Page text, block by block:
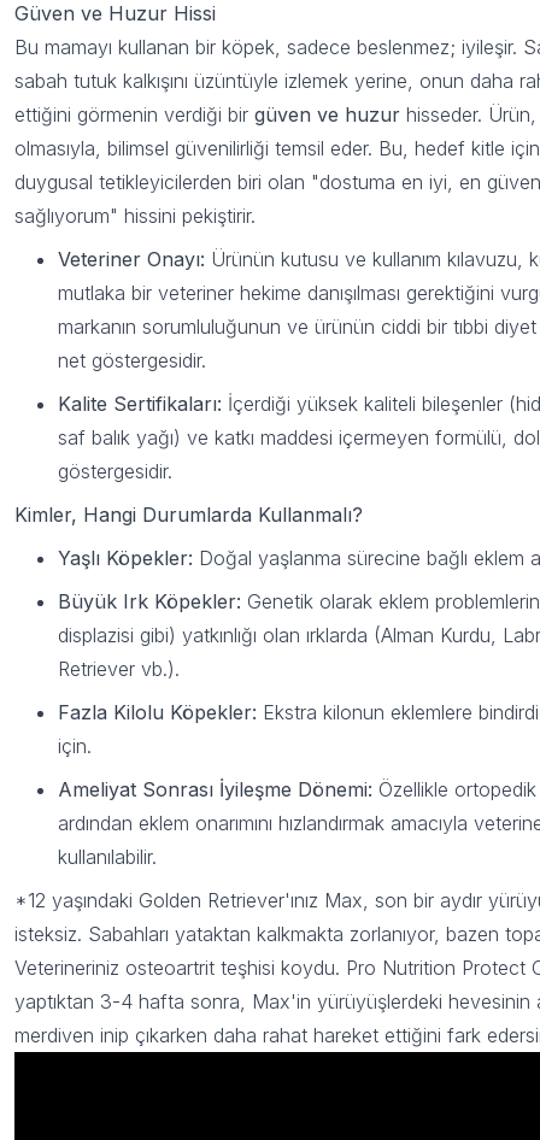
Güven ve Huzur Hissi
Bu mamayı kullanan bir köpek, sadece beslenmez; iyileşir.
sabah tutuk kalkışını üzüntüyle izlemek yerine, onun daha
ettiğini görmenin verdiği bir güven ve huzur hisseder.
olmasıyla, bilimsel güvenilirliği temsil eder. Bu, hedef kitle
duygusal tetikleyicilerden biri olan "dostuma en iyi, en
sağlıyorum" hissini pekiştirir.
Veteriner Onayı: Ürünün kutusu ve kullanım kılavuzu,
mutlaka bir veteriner hekime danışılması gerektiğini
markanın sorumluluğunun ve ürünün ciddi bir tıbbi
net göstergesidir.
Kalite Sertifikaları: İçerdiği yüksek kaliteli bileşenler
saf balık yağı) ve katkı maddesi içermeyen formülü,
göstergesidir.
Kimler, Hangi Durumlarda Kullanmalı?
Yaşlı Köpekler: Doğal yaşlanma sürecine bağlı eklem
Büyük Irk Köpekler: Genetik olarak eklem
displazisi gibi) yatkınlığı olan ırklarda (Alman Kurdu,
Retriever vb.).
Fazla Kilolu Köpekler: Ekstra kilonun eklemlere
için.
Ameliyat Sonrası İyileşme Dönemi: Özellikle ortopedik
ardından eklem onarımını hızlandırmak amacıyla
kullanılabilir.
*12 yaşındaki Golden Retriever'ınız Max, son bir aydır
isteksiz. Sabahları yataktan kalkmakta zorlanıyor, bazen
Veterineriniz osteoartrit teşhisi koydu. Pro Nutrition Protect
yaptıktan 3-4 hafta sonra, Max'in yürüyüşlerdeki hevesinin
merdiven inip çıkarken daha rahat hareket ettiğini fark
100 TL indirim
kazan!
Mail bültenimize şimdi katılın,
anında 100 TL indirim fırsatından
yararlanın!
Kullanım Koşullarını kabul ediyorum
Kayıt Ol